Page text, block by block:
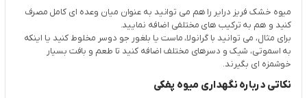
میوه خشک فریز درایر را هم می توانید به عنوان میان وعده ای کامل مصرف
کنید و هم به ترکیب های مختلفی اضافه نمایید.
برای مثال، می توانید با گرانولا، ماست یا بلغور جو دوسر مخلوط کنید یا اینکه
به اسموتی، شیک و دسرهای مختلف اضافه کنید تا طعم و بافت بسیار
خوشمزه ای بگیرند.
نکاتی درباره نگهداری میوه پفکی